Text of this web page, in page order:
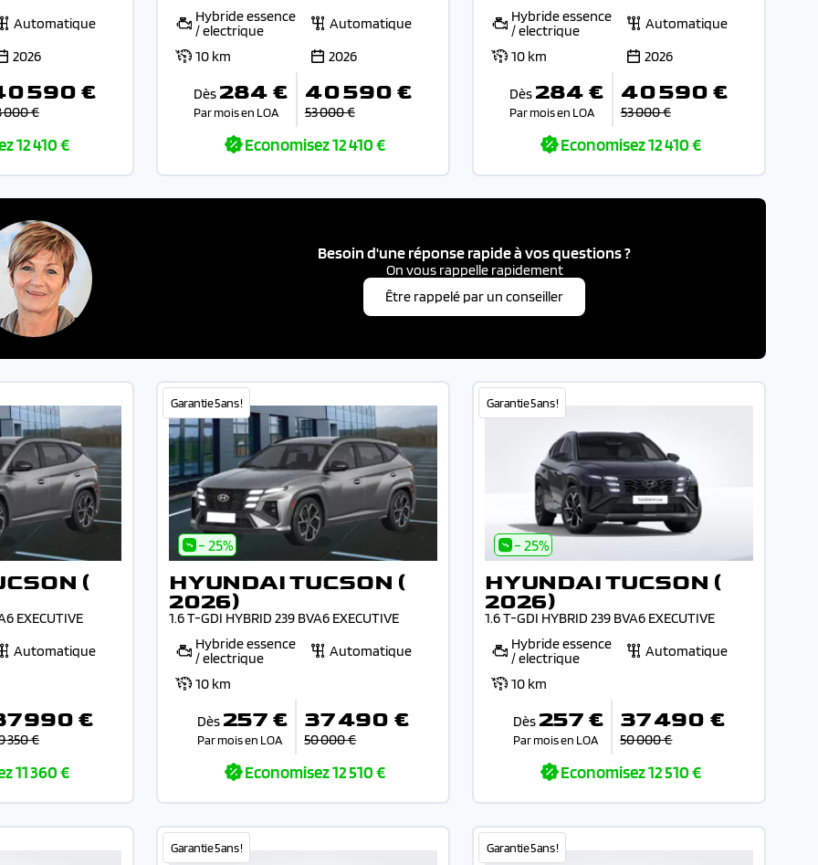
Automatique
2026
590 €
000 €
12 410 €
Hybride essence
/ electrique
Automatique
10 km
2026
Dès 284 €
Par mois en LOA
40 590 €
53 000 €
Economisez12 410 €
Hybride essence
/ electrique
Automatique
10 km
2026
Dès 284 €
Par mois en LOA
40 590 €
53 000 €
Economisez12 410 €
Besoin d'une réponse rapide à vos questions ?
On vous rappelle rapidement
Être rappelé par un conseiller
(
EXECUTIVE
Automatique
990 €
350 €
11 360 €
Garantie 5 ans !
- 25%
HYUNDAI TUCSON (
2026)
1.6 T-GDI HYBRID 239 BVA6 EXECUTIVE
Hybride essence
/ electrique
Automatique
10 km
Dès 257 €
Par mois en LOA
37 490 €
50 000 €
Economisez12 510 €
Garantie 5 ans !
- 25%
HYUNDAI TUCSON (
2026)
1.6 T-GDI HYBRID 239 BVA6 EXECUTIVE
Hybride essence
/ electrique
Automatique
10 km
Dès 257 €
Par mois en LOA
37 490 €
50 000 €
Economisez12 510 €
Garantie 5 ans ! Garantie 5 ans !